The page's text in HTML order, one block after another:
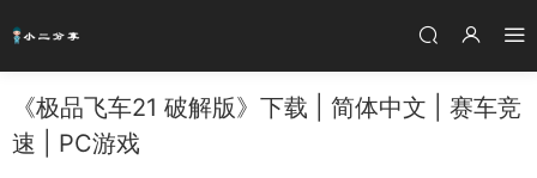
《极品飞车21 破解版》下载 | 简体中文 | 赛车竞
速 | PC游戏